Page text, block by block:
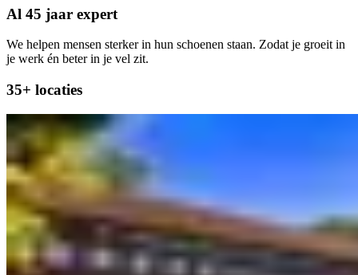
Al 45 jaar expert
We helpen mensen sterker in hun schoenen staan. Zodat je groeit in
je werk én beter in je vel zit.
35+ locaties